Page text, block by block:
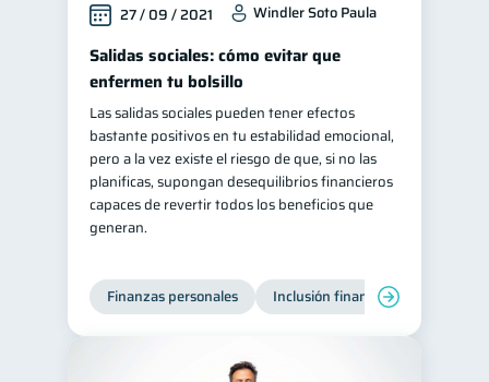
27 / 09 / 2021 Windler Soto Paula
Salidas sociales: cómo evitar que
enfermen tu bolsillo
Las salidas sociales pueden tener efectos
bastante positivos en tu estabilidad emocional,
pero a la vez existe el riesgo de que, si no las
planificas, supongan desequilibrios financieros
capaces de revertir todos los beneficios que
generan.
Finanzas personales Inclusión financiera